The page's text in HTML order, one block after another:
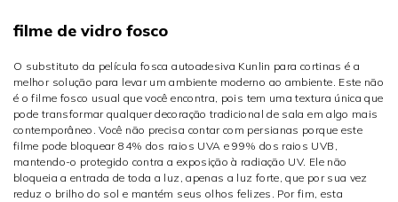
filme de vidro fosco
O substituto da película fosca autoadesiva Kunlin para cortinas é a
melhor solução para levar um ambiente moderno ao ambiente. Este não
é o filme fosco usual que você encontra, pois tem uma textura única que
pode transformar qualquer decoração tradicional de sala em algo mais
contemporâneo. Você não precisa contar com persianas porque este
filme pode bloquear 84% dos raios UVA e 99% dos raios UVB,
mantendo-o protegido contra a exposição à radiação UV. Ele não
bloqueia a entrada de toda a luz, apenas a luz forte, que por sua vez
reduz o brilho do sol e mantém seus olhos felizes. Por fim, esta